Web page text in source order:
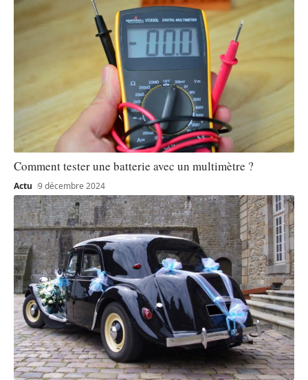
Comment tester une batterie avec un multimètre ?
Actu 9 décembre 2024